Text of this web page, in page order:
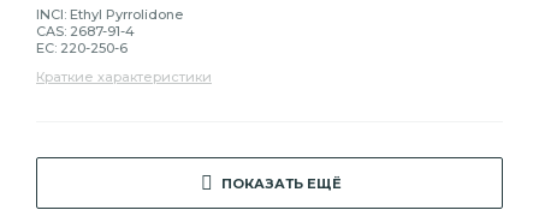
INCI: Ethyl Pyrrolidone
CAS: 2687-91-4
EC: 220-250-6
Краткие характеристики
ПОКАЗАТЬ ЕЩЁ